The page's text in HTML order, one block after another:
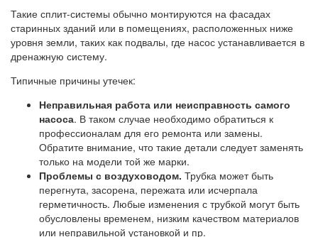
Такие сплит-системы обычно монтируются на фасадах
старинных зданий или в помещениях, расположенных ниже
уровня земли, таких как подвалы, где насос устанавливается в
дренажную систему.
Типичные причины утечек:
Неправильная работа или неисправность самого
насоса. В таком случае необходимо обратиться к
профессионалам для его ремонта или замены.
Обратите внимание, что такие детали следует заменять
только на модели той же марки.
Проблемы с воздуховодом. Трубка может быть
перегнута, засорена, пережата или исчерпала
герметичность. Любые изменения с трубкой могут быть
обусловлены временем, низким качеством материалов
или неправильной установкой и пр.